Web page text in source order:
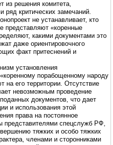
из решения комитета,
ряд критических замечаний.
не устанавливает, кто
представляют «коренные
какими документами это
даже ориентировочного
факт притеснений и
установления
порабощенному народу
на его территории. Отсутствие
невозможным проведение
документов, что дает
и использования этой
права на постоянное
представителями спецслужб РФ,
тяжких и особо тяжких
членами и сторонниками